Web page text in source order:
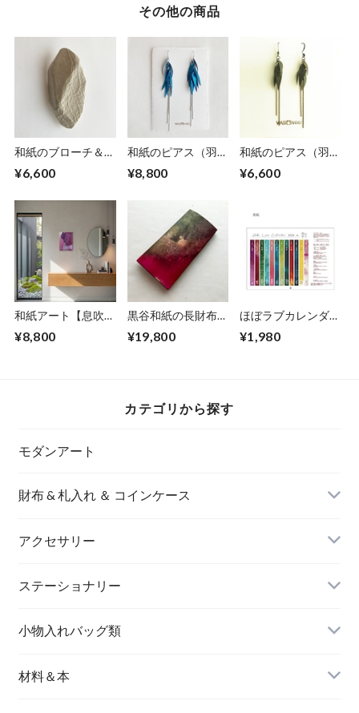
その他の商品
和紙のブローチ＆ペ
LNo.1
¥6,600
和紙のピアス（羽）
¥8,800
和紙のピアス（羽）
¥6,600
和紙アート【息吹】
¥8,800
黒谷和紙の長財布
¥19,800
ほぼラブカレンダー
¥1,980
カテゴリから探す
モダンアート
財布 & 札入れ ＆ コインケース
長財布
アクセサリー
イヤリング＆ピアス
バングル＆ブレスレット
ステーショナリー
名刺入れ
小物入れバッグ類
バッグ
材料＆本